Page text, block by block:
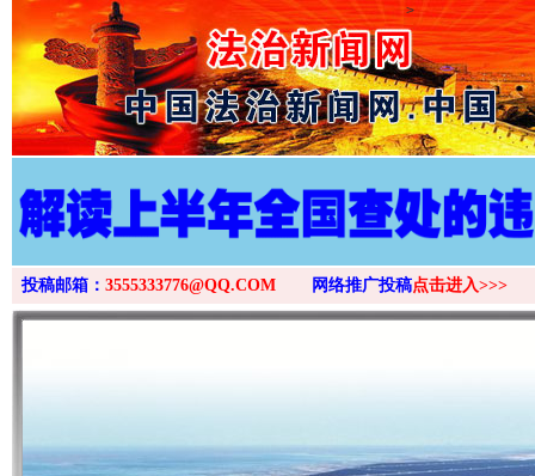
>
投稿邮箱： 3555333776@QQ.COM 网络推广投稿点击进入>>>